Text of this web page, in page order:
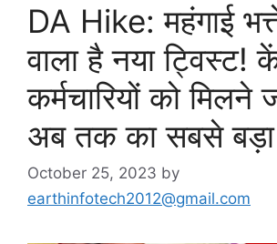
DA Hike: महंगाई
वाला है नया ट्विस्ट!
कर्मचारियों को मिलने
अब तक का सबसे बड़ा
October 25, 2023 by
earthinfotech2012@gmail.com